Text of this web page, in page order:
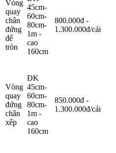
Vòng
quay
chân
đứng
đế
tròn
45cm-
60cm-
80cm-
1m -
cao
160cm
800.000đ -
1.300.000đ/cái
Vòng
quay
đứng
chân
xếp
ĐK
45cm-
60cm-
80cm-
1m -
cao
160cm
850.000đ -
1.300.000đ/cái